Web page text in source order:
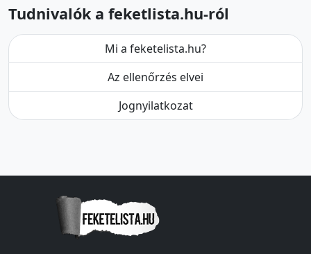
Tudnivalók a feketlista.hu-ról
Mi a feketelista.hu?
Az ellenőrzés elvei
Jognyilatkozat